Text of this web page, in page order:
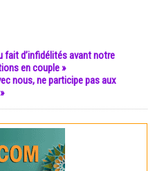
fait d’infidélités avant notre
en couple »
nous, ne participe pas aux